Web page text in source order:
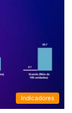
Indicadores